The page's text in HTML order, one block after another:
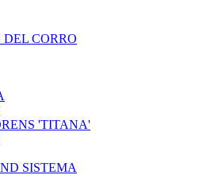
CORRO
'TITANA'
SISTEMA